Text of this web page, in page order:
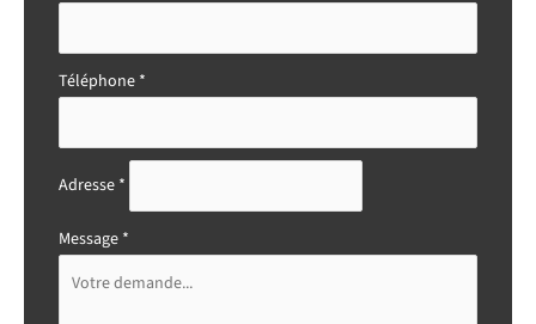
Téléphone *
Adresse *
Message *